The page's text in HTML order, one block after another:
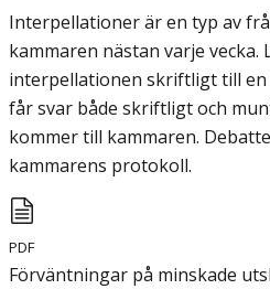
Interpellationer är en typ av
kammaren nästan varje vecka.
interpellationen skriftligt till
får svar både skriftligt och
kommer till kammaren.
kammarens protokoll.
PDF
Förväntningar på minskade